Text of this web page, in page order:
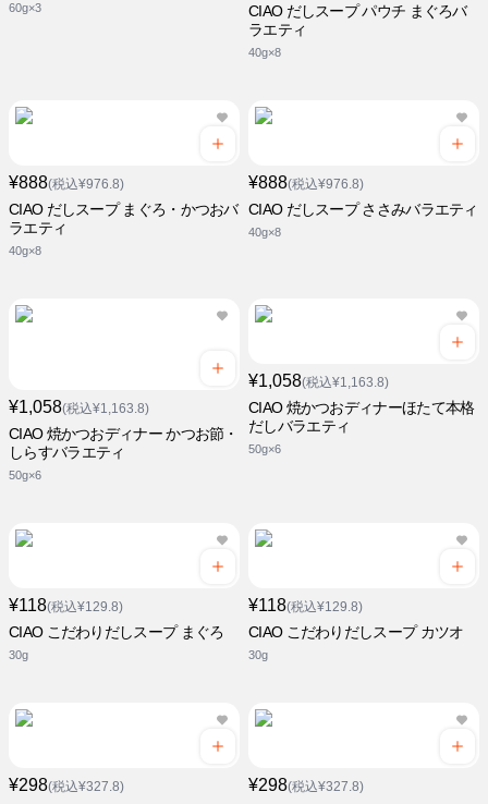
60g×3
CIAO だしスープ パウチ まぐろバ
ラエティ
40g×8
¥888(税込¥976.8)
CIAO だしスープ まぐろ・かつおバ
ラエティ
40g×8
¥888(税込¥976.8)
CIAO だしスープ ささみバラエティ
40g×8
¥1,058(税込¥1,163.8)
CIAO 焼かつおディナー かつお節・
しらすバラエティ
50g×6
¥1,058(税込¥1,163.8)
CIAO 焼かつおディナーほたて本格
だしバラエティ
50g×6
¥118(税込¥129.8)
CIAO こだわりだしスープ まぐろ
30g
¥118(税込¥129.8)
CIAO こだわりだしスープ カツオ
30g
¥298(税込¥327.8) ¥298(税込¥327.8)